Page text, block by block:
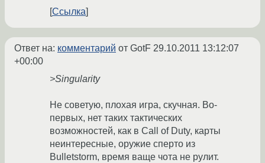
Ссылка
Ответ на: комментарий от GotF 29.10.2011 13:12:07
+00:00
>Singularity
Не советую, плохая игра, скучная. Во-
первых, нет таких тактических
возможностей, как в Call of Duty, карты
неинтересные, оружие сперто из
Bulletstorm, время ваще чота не рулит.